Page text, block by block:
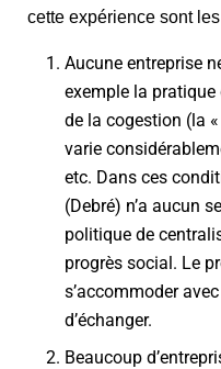
cette expérience sont
Aucune entreprise
exemple la
de la cogestion (la
varie
etc. Dans ces
(Debré) n’a aucun
politique de
progrès social. Le
s’accommoder
d’échanger.
Beaucoup